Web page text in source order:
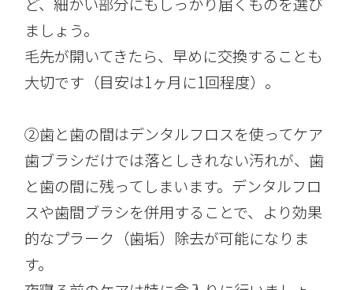
ましょう。
毛先が開いてきたら、早めに交換することも
大切です（目安は1ヶ月に1回程度）。
②歯と歯の間はデンタルフロスを使ってケア
歯ブラシだけでは落としきれない汚れが、歯
と歯の間に残ってしまいます。デンタルフロ
スや歯間ブラシを併用することで、より効果
的なプラーク（歯垢）除去が可能になりま
す。